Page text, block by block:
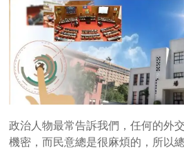
政治人物最常告訴我們，任何的外
機密，而民意總是很麻煩的，所以